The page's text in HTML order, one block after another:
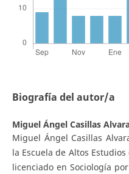
Biografía del autor/a
Miguel Ángel Casillas
Miguel Ángel Casillas
la Escuela de Altos
licenciado en Sociología